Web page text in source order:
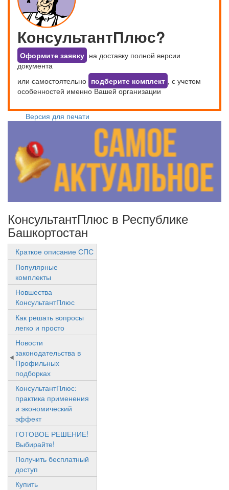
КонсультантПлюс?
Оформите заявку на доставку полной версии
документа
или самостоятельно подберите комплект , с учетом
особенностей именно Вашей организации
Версия для печати
КонсультантПлюс в Республике
Башкортостан
Краткое описание СПС
Популярные
комплекты
Новшества
КонсультантПлюс
Как решать вопросы
легко и просто
Новости
законодательства в
Профильных
подборках
КонсультантПлюс:
практика применения
и экономический
эффект
ГОТОВОЕ РЕШЕНИЕ!
Выбирайте!
Получить бесплатный
доступ
Купить